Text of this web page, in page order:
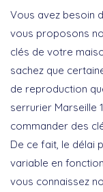
Vous avez besoin
vous proposons
clés de votre
sachez que
de reproduction
serrurier Marseille
commander des
De ce fait, le délai
variable en
vous connaissez